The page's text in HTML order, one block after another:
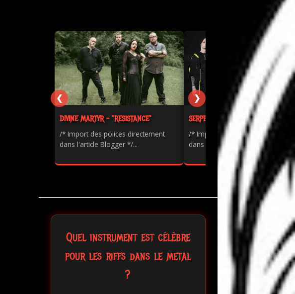
DIVINE MARTYR - "RESISTANCE"
/* Import des polices directement
dans l'article Blogger */...
SERPENTS - "PAINKILLER"
/* Import des polices directement
dans l'article Blogger */...
❮ ❯
Quel instrument est célèbre
pour les riffs dans le metal
?